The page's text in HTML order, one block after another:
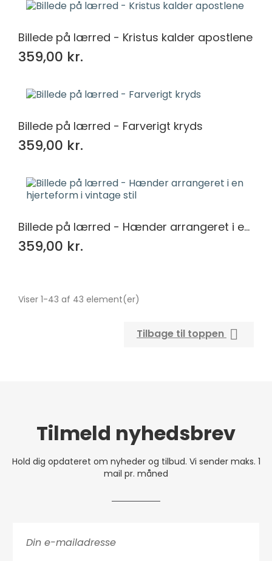
Billede på lærred - Kristus kalder apostlene
359,00 kr.
Billede på lærred - Farverigt kryds
359,00 kr.
Billede på lærred - Hænder arrangeret i en hjerteform i vintage stil
359,00 kr.
Viser 1-43 af 43 element(er)
Tilbage til toppen 
Tilmeld nyhedsbrev
Hold dig opdateret om nyheder og tilbud. Vi sender maks. 1
mail pr. måned